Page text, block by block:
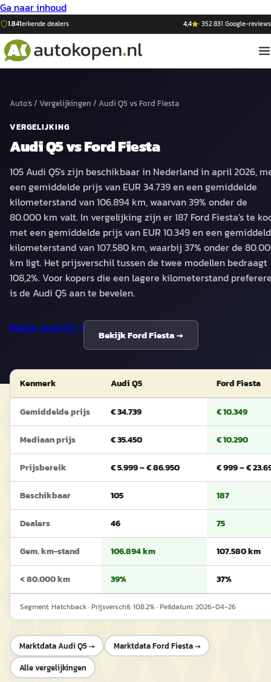
Ga naar inhoud
1.841erkende dealers 4,4 ·352.831 Google-reviews
Auto's/ Vergelijkingen / Audi Q5 vsFord Fiesta
VERGELIJKING
Audi Q5vsFord Fiesta
105 Audi Q5's zijn beschikbaar in Nederland in april 2026,
een gemiddelde prijs van EUR 34.739 en een gemiddelde
kilometerstand van 106.894 km, waarvan 39% onder de
80.000 km valt. In vergelijking zijn er 187 Ford Fiesta's te
met een gemiddelde prijs van EUR 10.349 en een
kilometerstand van 107.580 km, waarbij 37% onder de
km ligt. Het prijsverschil tussen de twee modellen bedraagt
108,2%. Voor kopers die een lagere kilometerstand
is de Audi Q5 aan te bevelen.
Bekijk Audi Q5→
BekijkFord Fiesta→
Kenmerk Audi Q5 Ford Fiesta
Gemiddelde prijs € 34.739 € 10.349
Mediaan prijs € 35.450 € 10.290
Prijsbereik € 5.999 – € 86.950 € 999 – €
Beschikbaar 105 187
Dealers 46 75
Gem. km-stand 106.894 km 107.580 km
< 80.000 km 39% 37%
Segment:Hatchback· Prijsverschil:108.2% · Peildatum:2026-04-26
MarktdataAudi Q5→ MarktdataFord Fiesta→
Alle vergelijkingen